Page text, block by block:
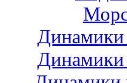
Динамики
Динамики